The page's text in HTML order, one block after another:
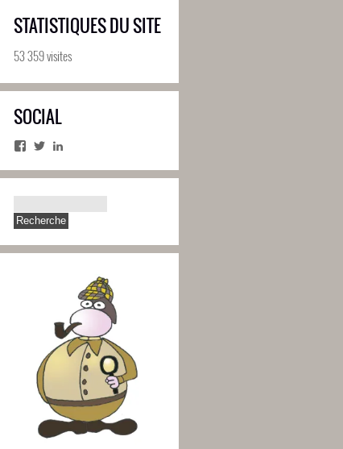
STATISTIQUES DU SITE
53 359 visites
SOCIAL
Facebook
Twitter